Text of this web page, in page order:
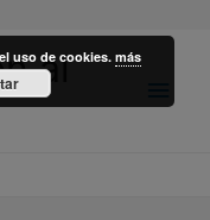
al
uso de cookies.más